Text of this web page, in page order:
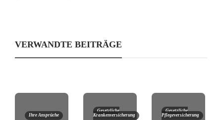
VERWANDTE BEITRÄGE
Ihre Ansprüche
Gesetzliche
Krankenversicherung
Gesetzliche
Pflegeversicherung